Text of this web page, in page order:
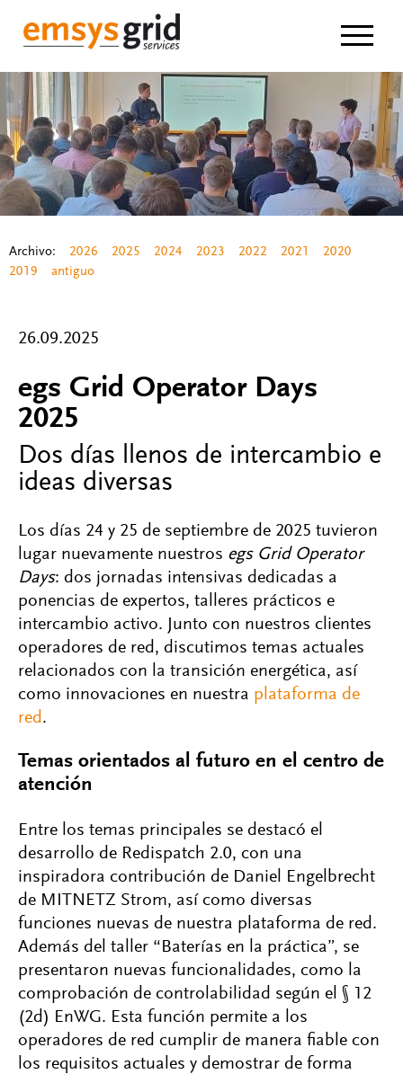
Archivo: 2026 2025 2024 2023 2022 2021
2020
2019
antiguo
26.09.2025
egs Grid Operator Days
2025
Dos días llenos de intercambio e
ideas diversas
Los días 24 y 25 de septiembre de 2025 tuvieron
lugar nuevamente nuestros egs Grid Operator
Days: dos jornadas intensivas dedicadas a
ponencias de expertos, talleres prácticos e
intercambio activo. Junto con nuestros clientes
operadores de red, discutimos temas actuales
relacionados con la transición energética, así
como innovaciones en nuestra plataforma de
red.
Temas orientados al futuro en el centro de
atención
Entre los temas principales se destacó el
desarrollo de Redispatch 2.0, con una
inspiradora contribución de Daniel Engelbrecht
de MITNETZ Strom, así como diversas
funciones nuevas de nuestra plataforma de red.
Además del taller “Baterías en la práctica”, se
presentaron nuevas funcionalidades, como la
comprobación de controlabilidad según el § 12
(2d) EnWG. Esta función permite a los
operadores de red cumplir de manera fiable con
los requisitos actuales y demostrar de forma